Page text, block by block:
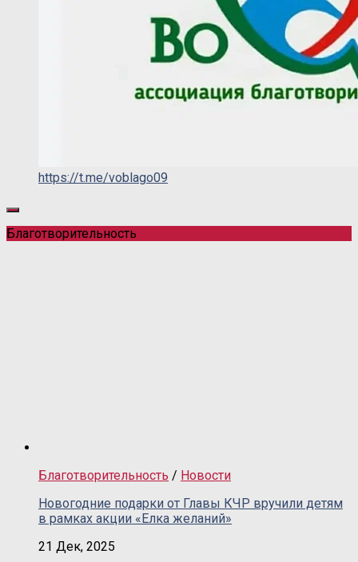
https://t.me/voblago09
Благотворительность
Благотворительность / Новости
Новогодние подарки от Главы КЧР вручили детям
в рамках акции «Елка желаний»
21 Дек, 2025